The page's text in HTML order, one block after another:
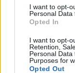
I want to opt-
Personal Data
Opted In
I want to opt-
Retention,
Personal
Purposes for
Opted Out